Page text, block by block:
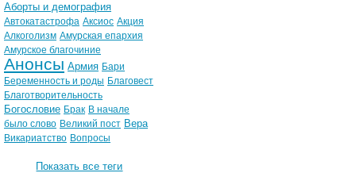
Аборты и демография
Автокатастрофа Аксиос Акция
Алкоголизм Амурская епархия
Амурское благочиние
Анонсы Армия Бари
Беременность и роды Благовест
Благотворительность
Богословие Брак В начале
было слово Великий пост Вера
Викариатство Вопросы
Показать все теги